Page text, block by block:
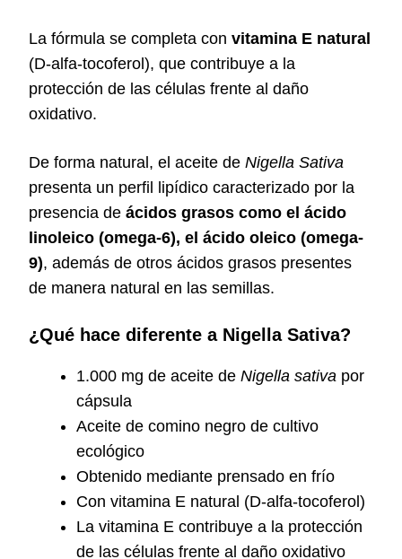
La fórmula se completa con vitamina E natural
(D-alfa-tocoferol), que contribuye a la
protección de las células frente al daño
oxidativo.
De forma natural, el aceite de Nigella Sativa
presenta un perfil lipídico caracterizado por la
presencia de ácidos grasos como el ácido
linoleico (omega-6), el ácido oleico (omega-
9), además de otros ácidos grasos presentes
de manera natural en las semillas.
¿Qué hace diferente a Nigella Sativa?
1.000 mg de aceite de Nigella sativapor
cápsula
Aceite de comino negro de cultivo
ecológico
Obtenido mediante prensado en frío
Con vitamina E natural (D-alfa-tocoferol)
La vitamina E contribuye a la protección
de las células frente al daño oxidativo